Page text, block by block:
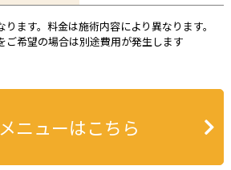
ます。料金は施術内容により異なります。
ご希望の場合は別途費用が発生します
ニューはこちら